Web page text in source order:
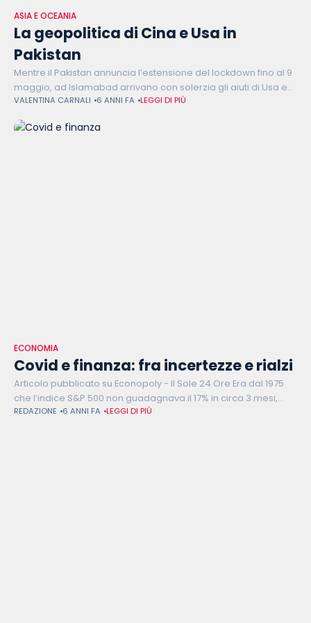
ASIA E OCEANIA
La geopolitica di Cina e Usa in
Pakistan
Mentre il Pakistan annuncia l’estensione del lockdown fino al 9
maggio, ad Islamabad arrivano con solerzia gli aiuti di Usa e
Cina. Donald Trump, dopo una telefonata con il Primo
VALENTINA CARNALI 6 ANNI FA LEGGI DI PIÙ
ECONOMIA
Covid e finanza: fra incertezze e rialzi
Articolo pubblicato su Econopoly - Il Sole 24 Ore Era dal 1975
che l’indice S&P 500 non guadagnava il 17% in circa 3 mesi,
mentre il Nasdaq non incamerava un
REDAZIONE 6 ANNI FA LEGGI DI PIÙ